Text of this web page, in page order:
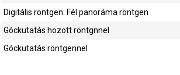
Digitális röntgen: Fél panoráma röntgen
Góckutatás hozott röntgnnel
Góckutatás röntgennel